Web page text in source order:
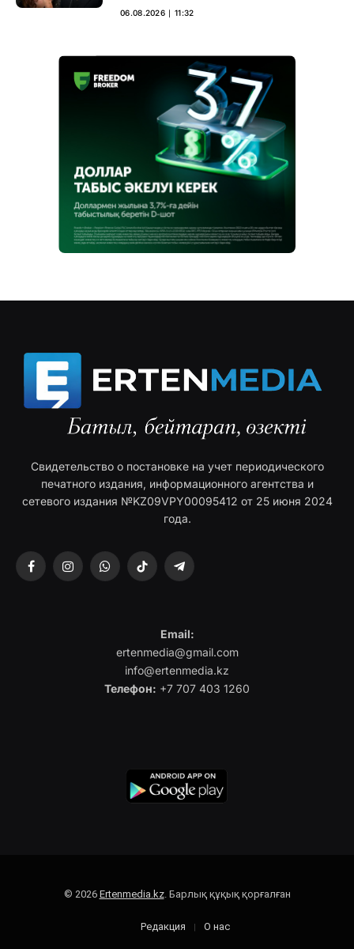
06.08.2026 ∣ 11:32
Свидетельство о постановке на учет периодического
печатного издания, информационного агентства и
сетевого издания №KZ09VPY00095412 от 25 июня 2024
года.
FacebookInstagramWhatsAppTikTok Telegram
Email:
ertenmedia@gmail.com
info@ertenmedia.kz
Телефон: +7 707 403 1260
© 2026 Ertenmedia.kz. Барлық құқық қорғалған
Редакция О нас